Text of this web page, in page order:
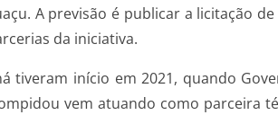
A previsão é publicar a licitação
da iniciativa.
tiveram início em 2021, quando
vem atuando como parceira